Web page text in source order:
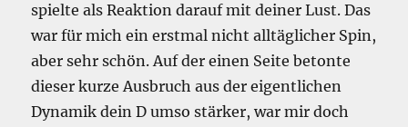
spielte als Reaktion darauf mit deiner Lust. Das
war für mich ein erstmal nicht alltäglicher Spin,
aber sehr schön. Auf der einen Seite betonte
dieser kurze Ausbruch aus der eigentlichen
Dynamik dein D umso stärker, war mir doch